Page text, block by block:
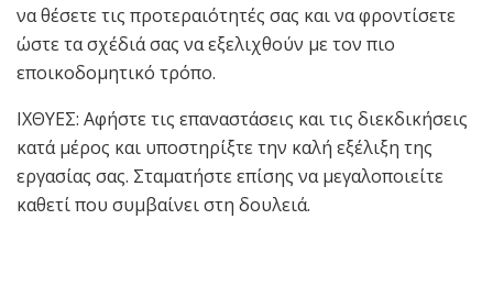
να θέσετε τις προτεραιότητές σας και να φροντίσετε
ώστε τα σχέδιά σας να εξελιχθούν με τον πιο
εποικοδομητικό τρόπο.
ΙΧΘΥΕΣ: Αφήστε τις επαναστάσεις και τις διεκδικήσεις
κατά μέρος και υποστηρίξτε την καλή εξέλιξη της
εργασίας σας. Σταματήστε επίσης να μεγαλοποιείτε
καθετί που συμβαίνει στη δουλειά.